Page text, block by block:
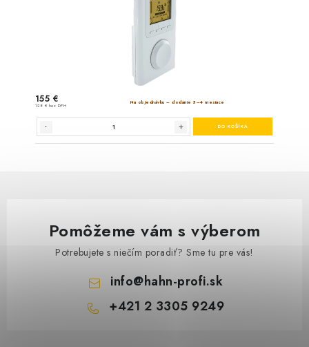
Pomôžeme vám s výberom
Potrebujete s niečím poradiť? Sme tu pre vás!
info@hahn-profi.sk
+421 2 3305 9249